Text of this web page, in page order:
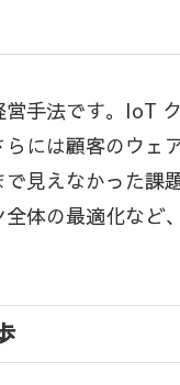
手法です。IoT
には顧客のウェ
見えなかった課
体の最適化など